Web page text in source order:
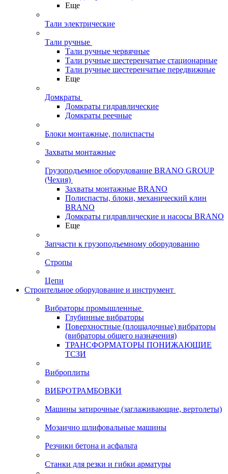
Еще
Тали электрические
Тали ручные
Тали ручные червячные
Тали ручные шестеренчатые стационарные
Тали ручные шестеренчатые передвижные
Еще
Домкраты
Домкраты гидравлические
Домкраты реечные
Блоки монтажные, полиспасты
Захваты монтажные
Грузоподъемное оборудование BRANO GROUP
(Чехия)
Захваты монтажные BRANO
Полиспасты, блоки, механический клин
BRANO
Домкраты гидравлические и насосы BRANO
Еще
Запчасти к грузоподъемному оборудованию
Стропы
Цепи
Строительное оборудование и инструмент
Вибраторы промышленные
Глубинные вибраторы
Поверхностные (площадочные) вибраторы
(вибраторы общего назначения)
ТРАНСФОРМАТОРЫ ПОНИЖАЮЩИЕ
ТСЗИ
Виброплиты
ВИБРОТРАМБОВКИ
Машины затирочные (заглаживающие, вертолеты)
Мозаично шлифовальные машины
Резчики бетона и асфальта
Станки для резки и гибки арматуры